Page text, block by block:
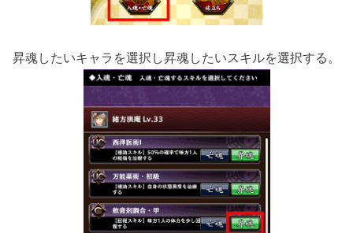
昇魂したいキャラを選択し昇魂したいスキルを選択する。